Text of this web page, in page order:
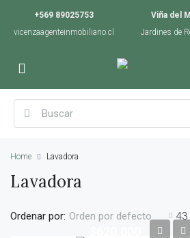
+569 89025753
vicenzaagenteinmobiliario.cl
Viña del
Jardines de
Home Lavadora
Lavadora
43
Ordenar por: Orden por defecto